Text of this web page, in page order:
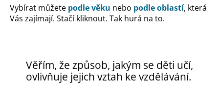
Vybírat můžete podle věku nebo podle oblastí, která
Vás zajímají. Stačí kliknout. Tak hurá na to.
Věřím, že způsob, jakým se děti učí,
ovlivňuje jejich vztah ke vzdělávání.